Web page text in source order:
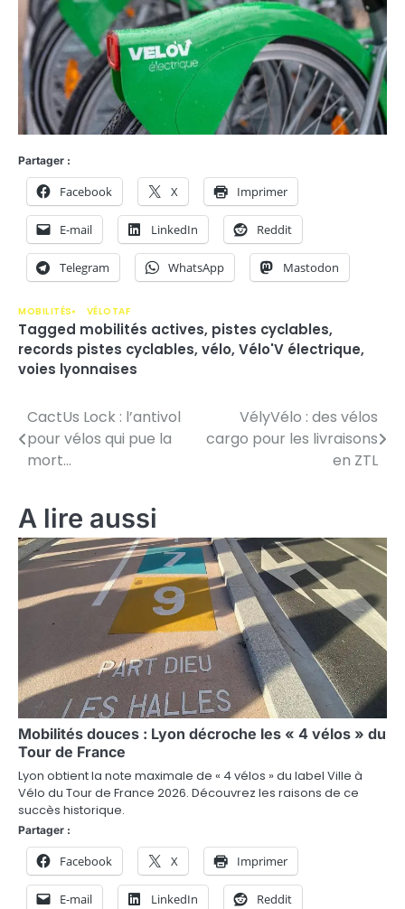
Partager :
Facebook X Imprimer
E-mail LinkedIn Reddit
Telegram WhatsApp Mastodon
MOBILITÉS VÉLOTAF
Tagged mobilités actives, pistes cyclables,
records pistes cyclables, vélo, Vélo'V électrique,
voies lyonnaises
N
a
i
g
t
o
n
d
e
l
a
CactUs Lock : l’antivol
pour vélos qui pue la
mort…
VélyVélo : des vélos
cargo pour les livraisons
en ZTL
A lire aussi
Mobilités douces : Lyon décroche les « 4 vélos » du
Tour de France
Lyon obtient la note maximale de « 4 vélos » du label Ville à
Vélo du Tour de France 2026. Découvrez les raisons de ce
succès historique.
Partager :
Facebook X Imprimer
E-mail LinkedIn Reddit